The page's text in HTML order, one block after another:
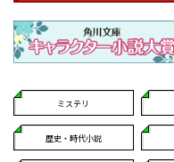
ミステリ
歴史・時代小説